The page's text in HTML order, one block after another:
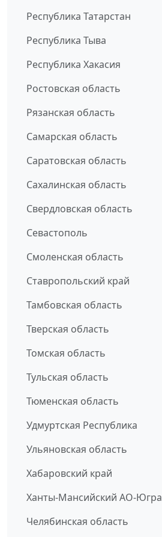
Республика Татарстан
Республика Тыва
Республика Хакасия
Ростовская область
Рязанская область
Самарская область
Саратовская область
Сахалинская область
Свердловская область
Севастополь
Смоленская область
Ставропольский край
Тамбовская область
Тверская область
Томская область
Тульская область
Тюменская область
Удмуртская Республика
Ульяновская область
Хабаровский край
Ханты-Мансийский АО-Югра
Челябинская область